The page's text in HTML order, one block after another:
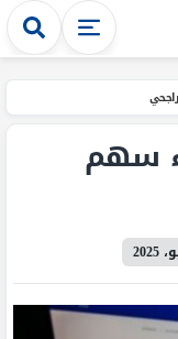
سهم